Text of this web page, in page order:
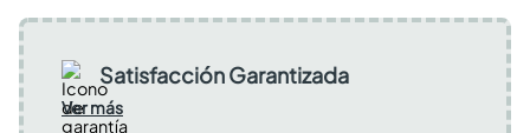
Satisfacción Garantizada
Ver más